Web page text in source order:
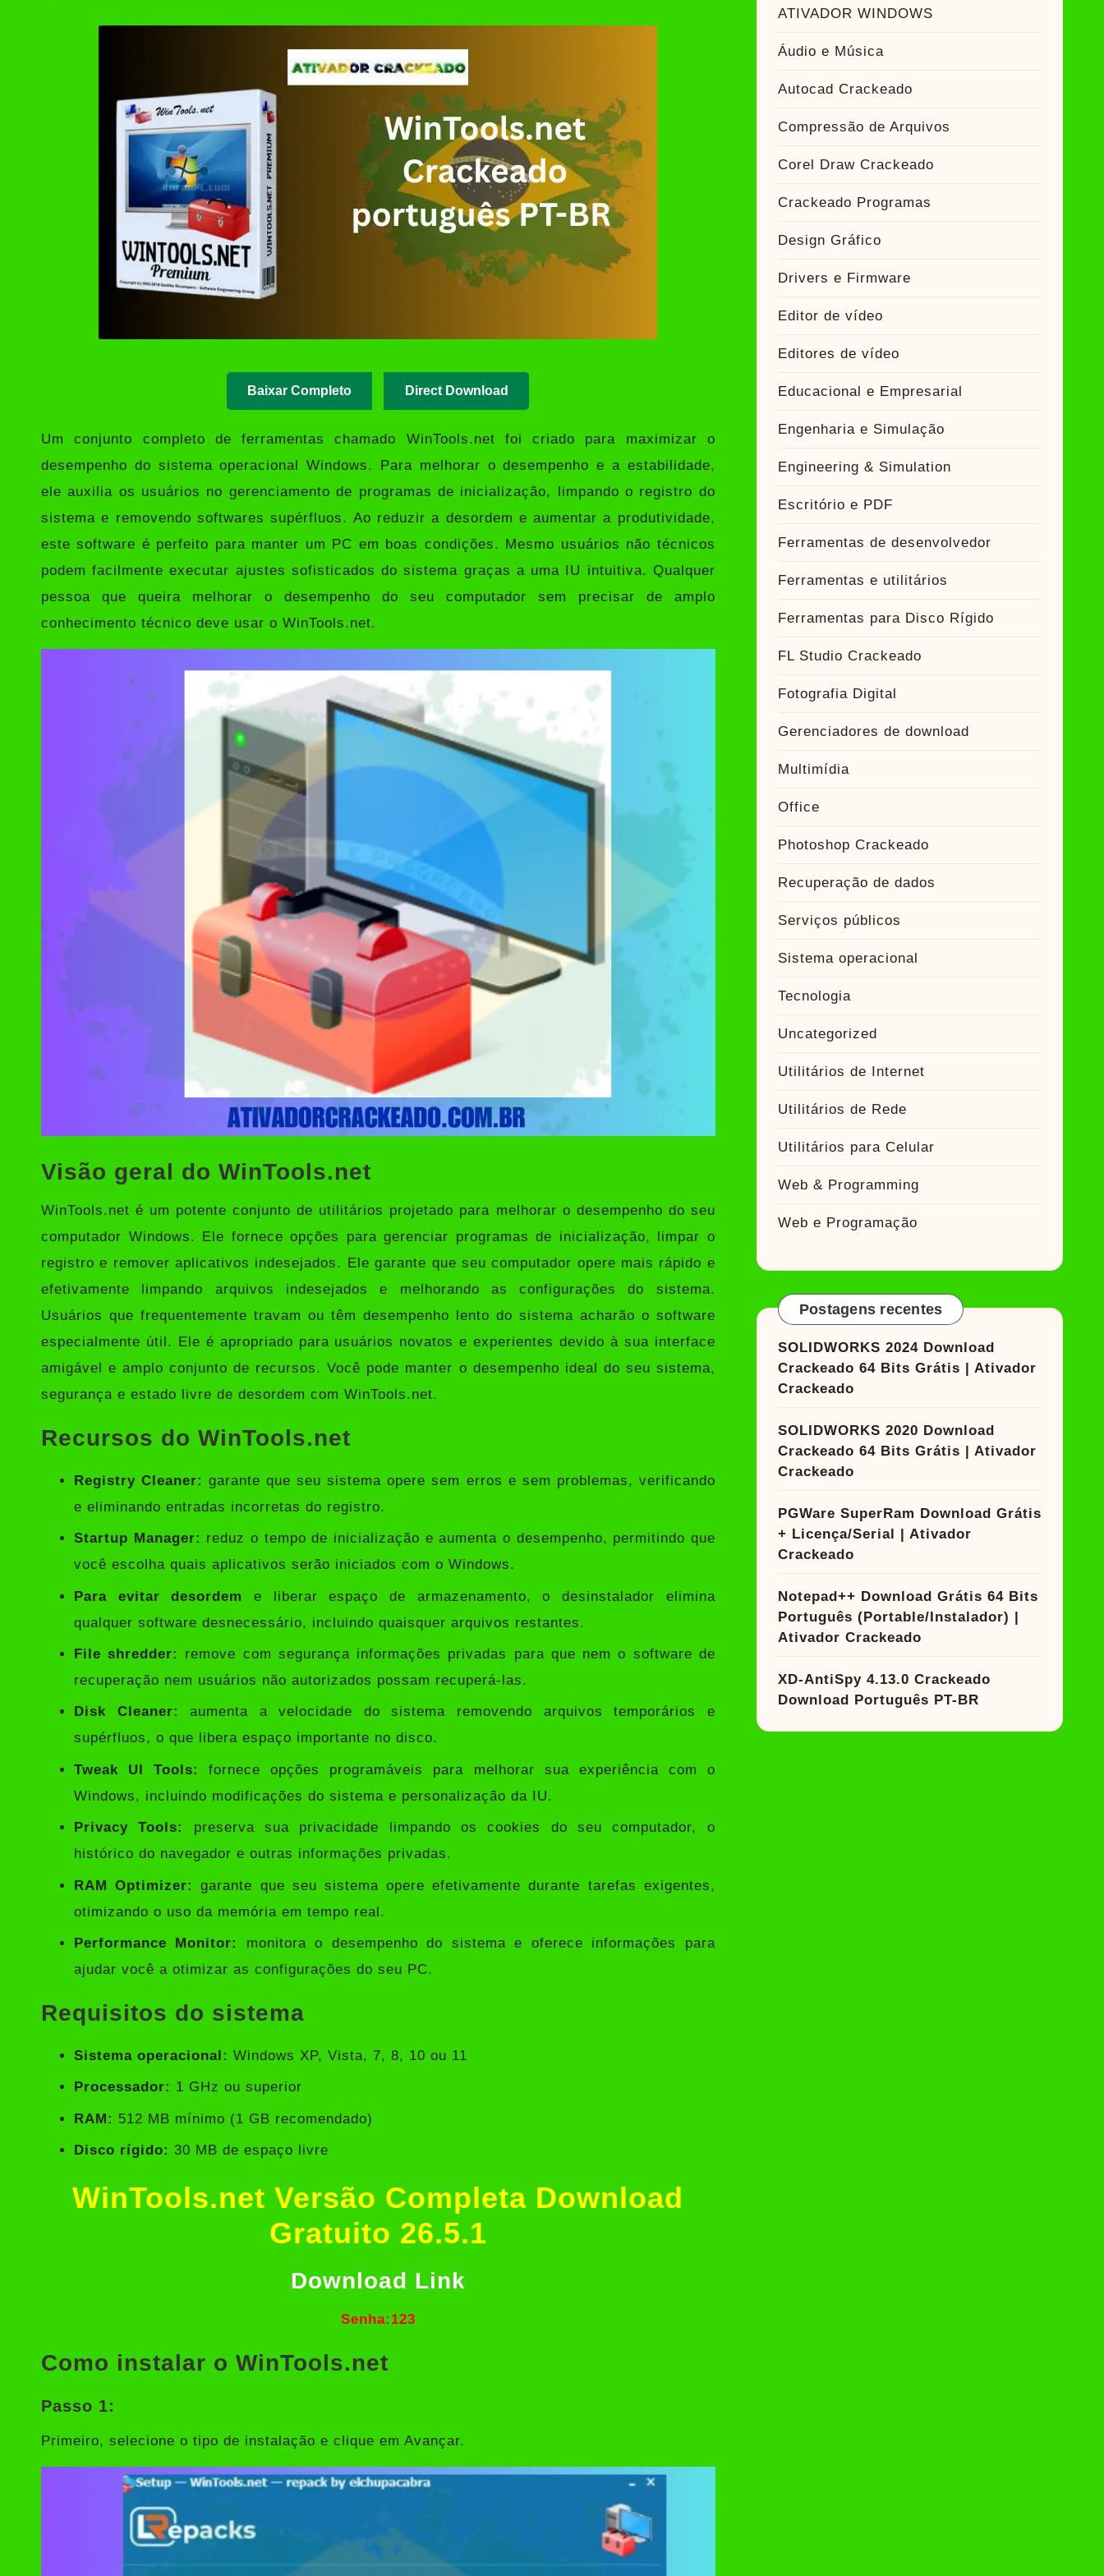
Hitman Pro Crackeado + Serial Key 2026: Download Grátis no Ativador Crackeado
DVD Audio Extractor Download Grátis + Licença/Serial | Ativador Crackeado
Office(R)Tool Download Grátis + Guia de Instalação e Ativação | Ativador Crackeado
Baixar Completo Direct Download
Um conjunto completo de ferramentas chamado WinTools.net foi criado para maximizar o
desempenho do sistema operacional Windows. Para melhorar o desempenho e a estabilidade,
ele auxilia os usuários no gerenciamento de programas de inicialização, limpando o registro do
sistema e removendo softwares supérfluos. Ao reduzir a desordem e aumentar a produtividade,
este software é perfeito para manter um PC em boas condições. Mesmo usuários não técnicos
podem facilmente executar ajustes sofisticados do sistema graças a uma IU intuitiva. Qualquer
pessoa que queira melhorar o desempenho do seu computador sem precisar de amplo
conhecimento técnico deve usar o WinTools.net.
Visão geral do WinTools.net
WinTools.net é um potente conjunto de utilitários projetado para melhorar o desempenho do seu
computador Windows. Ele fornece opções para gerenciar programas de inicialização, limpar o
registro e remover aplicativos indesejados. Ele garante que seu computador opere mais rápido e
efetivamente limpando arquivos indesejados e melhorando as configurações do sistema.
Usuários que frequentemente travam ou têm desempenho lento do sistema acharão o software
especialmente útil. Ele é apropriado para usuários novatos e experientes devido à sua interface
amigável e amplo conjunto de recursos. Você pode manter o desempenho ideal do seu sistema,
segurança e estado livre de desordem com WinTools.net.
Recursos do WinTools.net
Registry Cleaner: garante que seu sistema opere sem erros e sem problemas, verificando
e eliminando entradas incorretas do registro.
Startup Manager: reduz o tempo de inicialização e aumenta o desempenho, permitindo que
você escolha quais aplicativos serão iniciados com o Windows.
Para evitar desordem
e liberar espaço de armazenamento, o desinstalador elimina
qualquer software desnecessário, incluindo quaisquer arquivos restantes.
File shredder:
remove com segurança informações privadas para que nem o software de
recuperação nem usuários não autorizados possam recuperá-las.
Disk Cleaner:
aumenta a velocidade do sistema removendo arquivos temporários e
supérfluos, o que libera espaço importante no disco.
Tweak UI Tools:
fornece opções programáveis ​​para melhorar sua experiência com o
Windows, incluindo modificações do sistema e personalização da IU.
Privacy Tools:
preserva sua privacidade limpando os cookies do seu computador, o
histórico do navegador e outras informações privadas.
RAM Optimizer:
garante que seu sistema opere efetivamente durante tarefas exigentes,
otimizando o uso da memória em tempo real.
Performance Monitor:
monitora o desempenho do sistema e oferece informações para
ajudar você a otimizar as configurações do seu PC.
Requisitos do sistema
Sistema operacional: Windows XP, Vista, 7, 8, 10 ou 11
Processador: 1 GHz ou superior
RAM: 512 MB mínimo (1 GB recomendado)
Disco rígido: 30 MB de espaço livre
WinTools.net Versão Completa Download
Gratuito 26.5.1
Download Link
Senha:123
Como instalar o WinTools.net
Passo 1:
Primeiro, selecione o tipo de instalação e clique em Avançar.
ATIVADOR WINDOWS
Áudio e Música
Autocad Crackeado
Compressão de Arquivos
Corel Draw Crackeado
Crackeado Programas
Design Gráfico
Drivers e Firmware
Editor de vídeo
Editores de vídeo
Educacional e Empresarial
Engenharia e Simulação
Engineering & Simulation
Escritório e PDF
Ferramentas de desenvolvedor
Ferramentas e utilitários
Ferramentas para Disco Rígido
FL Studio Crackeado
Fotografia Digital
Gerenciadores de download
Multimídia
Office
Photoshop Crackeado
Recuperação de dados
Serviços públicos
Sistema operacional
Tecnologia
Uncategorized
Utilitários de Internet
Utilitários de Rede
Utilitários para Celular
Web & Programming
Web e Programação
Postagens recentes
SOLIDWORKS 2024 Download
Crackeado 64 Bits Grátis | Ativador
Crackeado
SOLIDWORKS 2020 Download
Crackeado 64 Bits Grátis | Ativador
Crackeado
PGWare SuperRam Download Grátis
+ Licença/Serial | Ativador
Crackeado
Notepad++ Download Grátis 64 Bits
Português (Portable/Instalador) |
Ativador Crackeado
XD-AntiSpy 4.13.0 Crackeado
Download Português PT-BR